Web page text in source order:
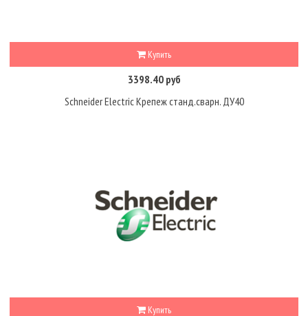
Купить
3398.40 руб
Schneider Electric Крепеж станд.сварн. ДУ40
Купить